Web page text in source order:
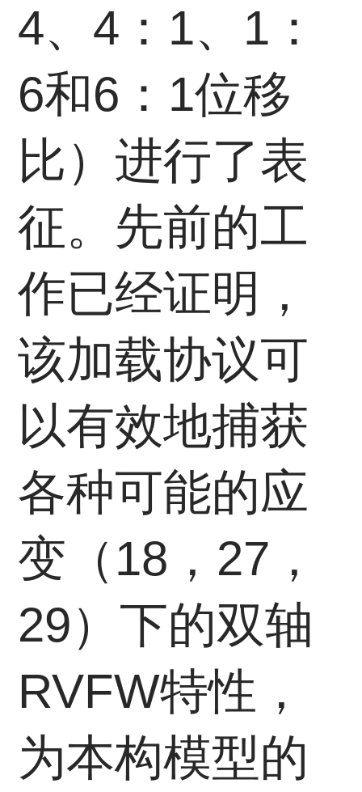
4、4：1、1：
6和6：1位移
比）进行了表
征。先前的工
作已经证明，
该加载协议可
以有效地捕获
各种可能的应
变（18，27，
29）下的双轴
RVFW特性，
为本构模型的